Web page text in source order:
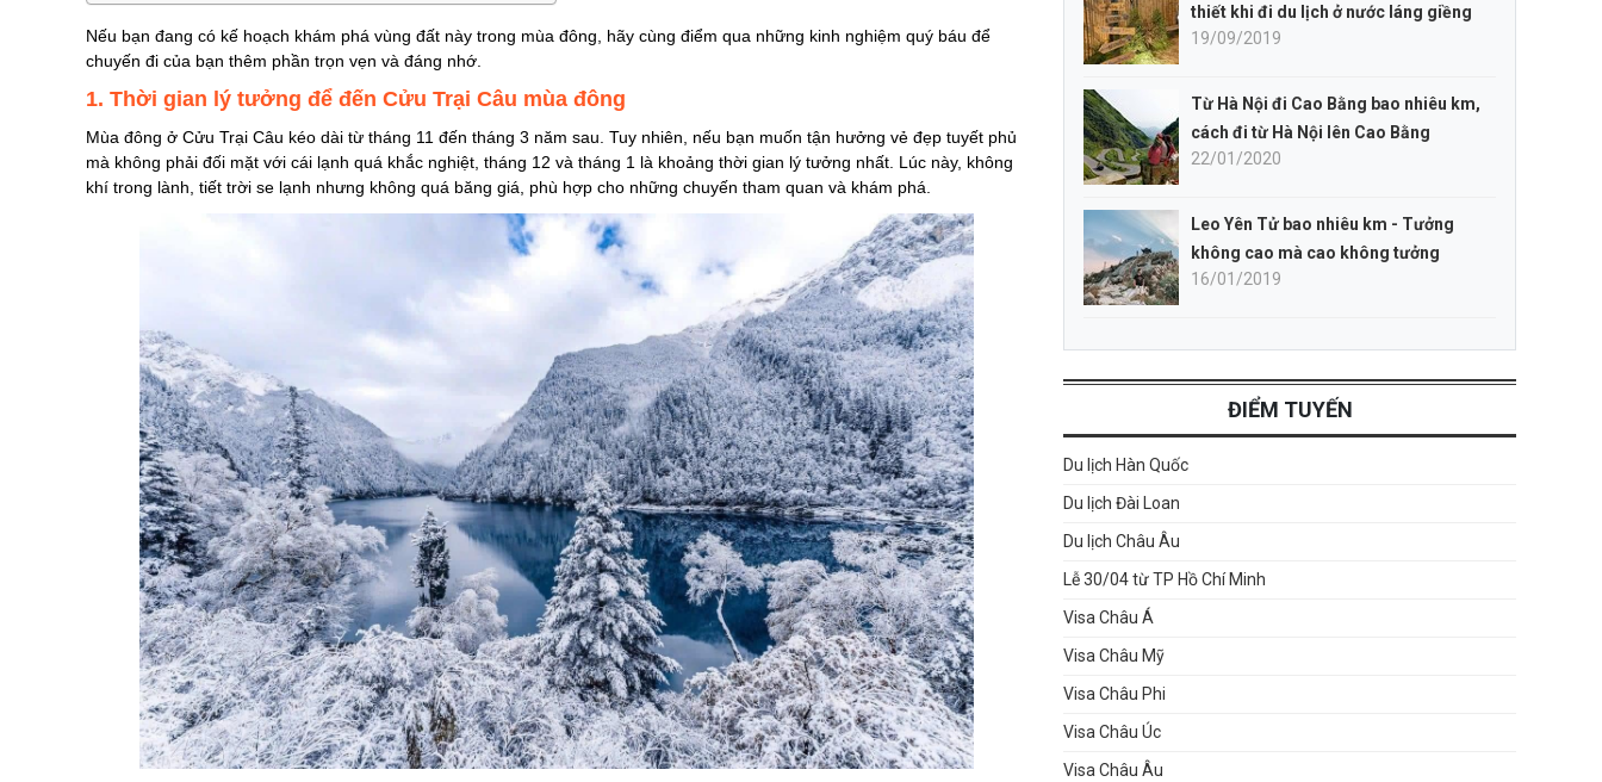
+ Hồ Hổ (Tiger Lake):
+ Thác nước Bạch Hạc:
5. Hoạt động ngoài trời và lưu ý
6. Chế độ ăn uống và nghỉ ngơi
7. Lời khuyên khi đi du lịch Cửu Trại Câu vào mùa
Nếu bạn đang có kế hoạch khám phá vùng đất này trong mùa đông, hãy cùng điểm qua những kinh nghiệm quý báu để
chuyến đi của bạn thêm phần trọn vẹn và đáng nhớ.
1. Thời gian lý tưởng để đến Cửu Trại Câu mùa đông
Mùa đông ở Cửu Trại Câu kéo dài từ tháng 11 đến tháng 3 năm sau. Tuy nhiên, nếu bạn muốn tận hưởng vẻ đẹp tuyết phủ
mà không phải đối mặt với cái lạnh quá khắc nghiệt, tháng 12 và tháng 1 là khoảng thời gian lý tưởng nhất. Lúc này, không
khí trong lành, tiết trời se lạnh nhưng không quá băng giá, phù hợp cho những chuyến tham quan và khám phá.
thiết khi đi du lịch ở nước láng giềng
19/09/2019
Từ Hà Nội đi Cao Bằng bao nhiêu km,
cách đi từ Hà Nội lên Cao Bằng
22/01/2020
Leo Yên Tử bao nhiêu km - Tưởng
không cao mà cao không tưởng
16/01/2019
ĐIỂM TUYẾN
Du lịch Hàn Quốc
Du lịch Đài Loan
Du lịch Châu Âu
Lễ 30/04 từ TP Hồ Chí Minh
Visa Châu Á
Visa Châu Mỹ
Visa Châu Phi
Visa Châu Úc
Visa Châu Âu